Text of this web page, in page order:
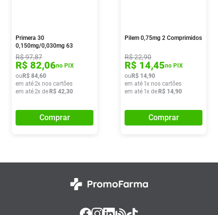
Primera 30
0,150mg/0,030mg 63
Comprimidos
R$97,87
R$ 82,06no PIX
ou R$ 84,60
em até2x nos cartões
em até2x de R$ 42,30
Comprar
Pilem 0,75mg 2 Comprimidos
R$22,90
R$ 14,45no PIX
ou R$ 14,90
em até 1x nos cartões
em até 1x de R$ 14,90
Comprar